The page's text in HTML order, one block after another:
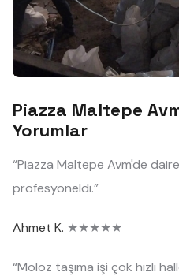
Piazza Maltepe
Yorumlar
“Piazza Maltepe Avm'de
profesyoneldi.”
Ahmet K. ★★★★★
“Moloz taşıma işi çok hızlı